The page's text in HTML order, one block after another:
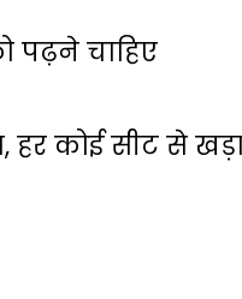
पढ़ने चाहिए
कोई सीट से